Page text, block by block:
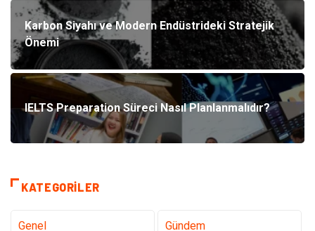
Karbon Siyahı ve Modern Endüstrideki Stratejik
Önemi
IELTS Preparation Süreci Nasıl Planlanmalıdır?
KATEGORILER
Genel Gündem